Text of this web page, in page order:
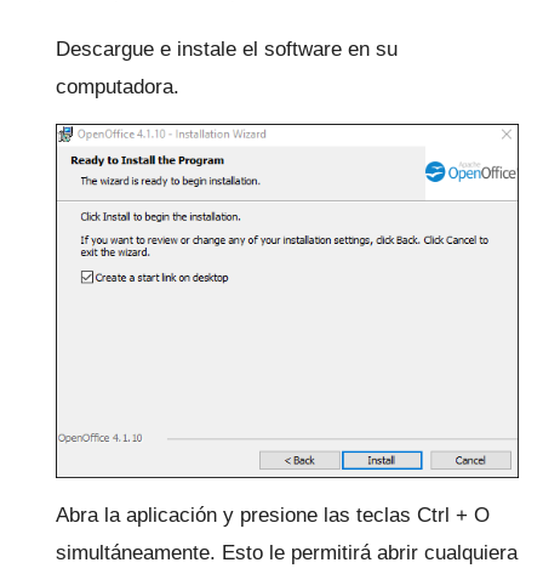
Descargue e instale el software en su
computadora.
Abra la aplicación y presione las teclas Ctrl + O
simultáneamente. Esto le permitirá abrir cualquiera